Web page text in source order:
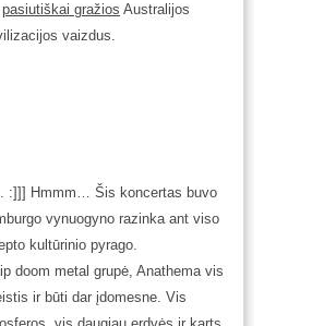
pasiutiškai gražios Australijos
vaizdus.
:]]] Hmmm… Šis koncertas buvo
vynuogyno razinka ant viso
kultūrinio pyrago.
doom metal grupė, Anathema vis
ir būti dar įdomesne. Vis